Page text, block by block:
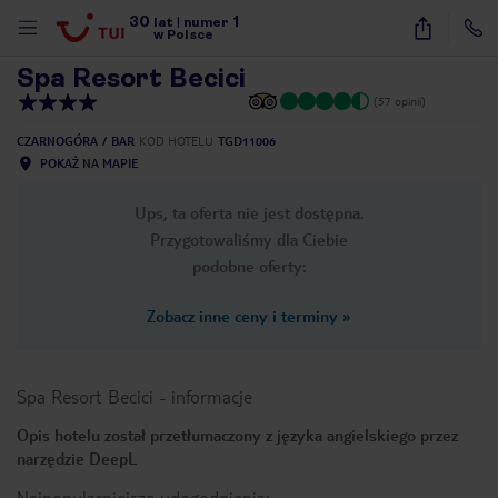
30 lat numer 1
w Polsce
40
Spa Resort Becici
(57 opinii)
CZARNOGÓRA BAR KOD HOTELU TGD11006
POKAŻ NA MAPIE
Ups, ta oferta nie jest dostępna.
Przygotowaliśmy dla Ciebie
podobne oferty:
Zobacz inne ceny i terminy »
Spa Resort Becici - informacje
Opis hotelu został przetłumaczony z języka angielskiego przez
narzędzie DeepL